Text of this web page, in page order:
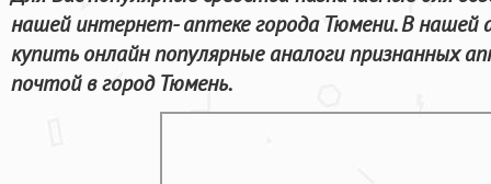
нашей интернет- аптеке города Тюмени. В
купить онлайн популярные аналоги признанных
почтой в город Тюмень.